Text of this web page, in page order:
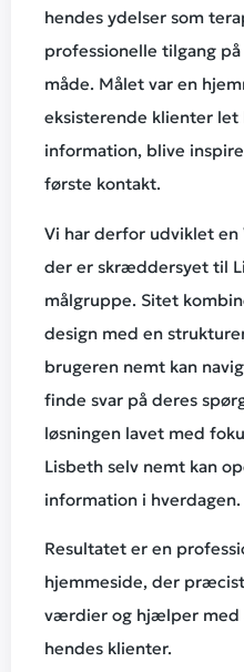
hendes ydelser som
professionelle tilgang
måde. Målet var en
eksisterende klienter let
information, blive
første kontakt.
Vi har derfor udviklet en
der er skræddersyet til
målgruppe. Sitet
design med en
brugeren nemt kan
finde svar på deres
løsningen lavet med
Lisbeth selv nemt kan
information i hverdagen.
Resultatet er en
hjemmeside, der
værdier og hjælper med
hendes klienter.